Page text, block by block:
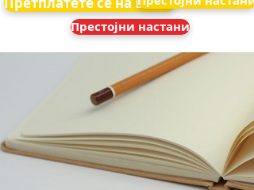
Престојни настани